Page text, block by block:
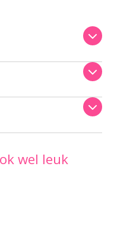
wel leuk